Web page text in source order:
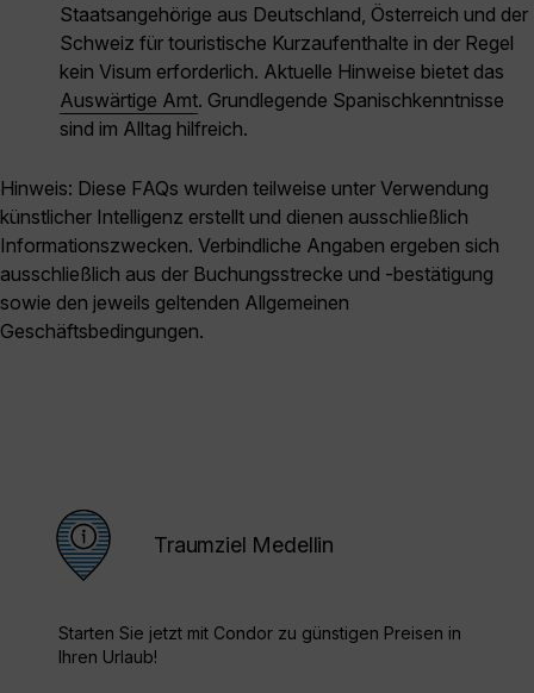
Staatsangehörige aus Deutschland, Österreich und der
Schweiz für touristische Kurzaufenthalte in der Regel
kein Visum erforderlich. Aktuelle Hinweise bietet das
Auswärtige Amt. Grundlegende Spanischkenntnisse
sind im Alltag hilfreich.
Hinweis: Diese FAQs wurden teilweise unter Verwendung
künstlicher Intelligenz erstellt und dienen ausschließlich
Informationszwecken. Verbindliche Angaben ergeben sich
ausschließlich aus der Buchungsstrecke und -bestätigung
sowie den jeweils geltenden Allgemeinen
Geschäftsbedingungen.
Traumziel Medellin
Starten Sie jetzt mit Condor zu günstigen Preisen in
Ihren Urlaub!